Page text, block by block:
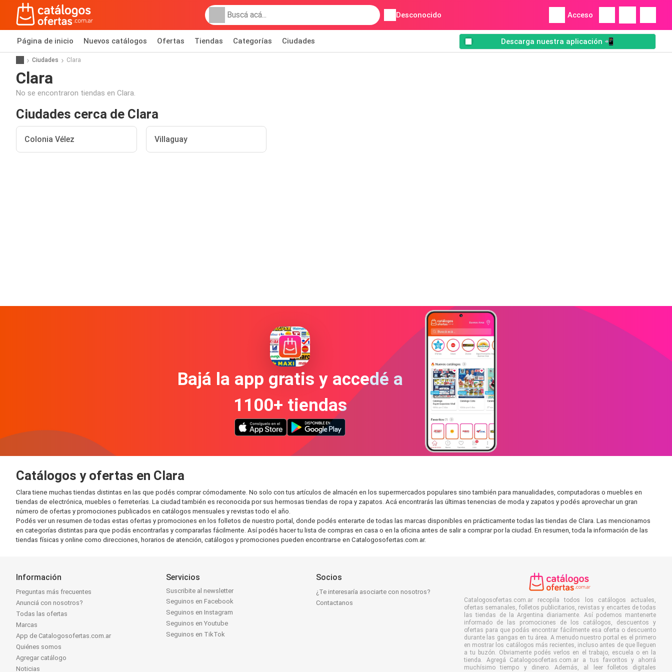
Desconocido Acceso
Página de inicio Nuevos catálogos Ofertas Tiendas Categorías Ciudades Descarga nuestra aplicación 📲
Ciudades Clara
Clara
No se encontraron tiendas en Clara.
Ciudades cerca de Clara
Colonia Vélez Villaguay
Bajá la app gratis y accedé a
1100+ tiendas
Catálogos y ofertas en Clara
Clara tiene muchas tiendas distintas en las que podés comprar cómodamente. No solo con tus artículos de almacén en los supermercados populares sino también para manualidades, computadoras o muebles en
tiendas de electrónica, muebles o ferreterías. La ciudad también es reconocida por sus hermosas tiendas de ropa y zapatos. Acá encontrarás las últimas tenencias de moda y zapatos y podés aprovechar un gran
número de ofertas y promociones publicados en catálogos mensuales y revistas todo el año.
Podés ver un resumen de todas estas ofertas y promociones en los folletos de nuestro portal, donde podés enterarte de todas las marcas disponibles en prácticamente todas las tiendas de Clara. Las mencionamos
en categorías distintas para que podás encontrarlas y compararlas fácilmente. Así podés hacer tu lista de compras en casa o en la oficina antes de salir a comprar por la ciudad. En resumen, toda la información de las
tiendas físicas y online como direcciones, horarios de atención, catálogos y promociones pueden encontrarse en Catalogosofertas.com.ar.
Información
Preguntas más frecuentes
Anunciá con nosotros?
Todas las ofertas
Marcas
App de Catalogosofertas.com.ar
Quiénes somos
Agregar catálogo
Noticias
Servicios
Suscribite al newsletter
Seguinos en Facebook
Seguinos en Instagram
Seguinos en Youtube
Seguinos en TikTok
Socios
¿Te interesaría asociarte con nosotros?
Contactanos
Catalogosofertas.com.ar recopila todos los catálogos actuales,
ofertas semanales, folletos publicitarios, revistas y encartes de todas
las tiendas de la Argentina diariamente. Así podemos mantenerte
informado de las promociones de los catálogos, descuentos y
ofertas para que podás encontrar fácilmente esa oferta o descuento
durante las gangas en tu área. A menudo nuestro portal es el primero
en mostrar los catálogos más recientes, incluso antes de que lleguen
a tu buzón. Obviamente podés verlos en el trabajo, escuela o en la
tienda. Agregá Catalogosofertas.com.ar a tus favoritos y ahorrá
muchísimo tiempo y dinero. Además, al leer folletos digitales